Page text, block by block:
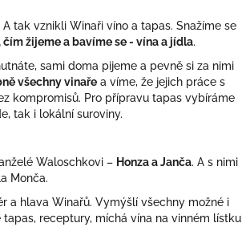
tak vznikli Winaři víno a tapas. Snažíme se
žijeme a bavíme se - vína a jídla.
sami doma pijeme a pevně si za nimi
všechny vinaře a víme, že jejich práce s
kompromisů. Pro přípravu tapas vybíráme
tak i lokální suroviny.
Waloschkovi – Honza a Janča. A s nimi
Monča.
a hlava Winařů. Vymýšlí všechny možné i
receptury, míchá vína na vinném lístku